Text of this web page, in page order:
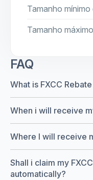
Tamanho mínimo
Tamanho
FAQ
What is FXCC
When i will receive
Where I will receive
Shall i claim my
automatically?